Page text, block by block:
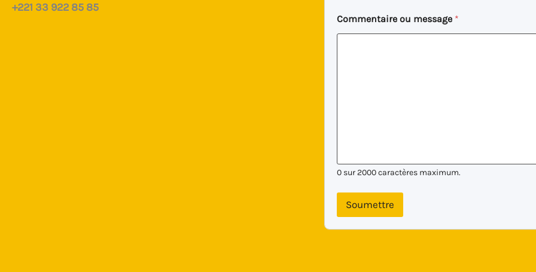
+221 33 922 85 85
Commentaire ou message *
0 sur 2000 caractères maximum.
Soumettre